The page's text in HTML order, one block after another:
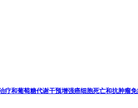
疗和葡萄糖代谢干预增强癌细胞死亡和抗肿瘤